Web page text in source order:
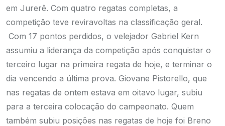
em Jurerê. Com quatro regatas completas, a
competição teve reviravoltas na classificação geral.
Com 17 pontos perdidos, o velejador Gabriel Kern
assumiu a liderança da competição após conquistar o
terceiro lugar na primeira regata de hoje, e terminar o
dia vencendo a última prova. Giovane Pistorello, que
nas regatas de ontem estava em oitavo lugar, subiu
para a terceira colocação do campeonato. Quem
também subiu posições nas regatas de hoje foi Breno